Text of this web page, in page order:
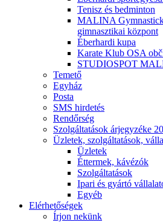
Tenisz és bedminton
MALINA
gimnasztikai központ
Éberhardi kupa
Karate Klub OSA
STUDIOSPOT
Temető
Egyház
Posta
SMS hirdetés
Rendőrség
Szolgáltatások árjegyzéke
Üzletek, szolgáltatások,
Üzletek
Éttermek, kávézók
Szolgáltatások
Ipari és gyártó
Egyéb
Elérhetőségek
Írjon nekünk